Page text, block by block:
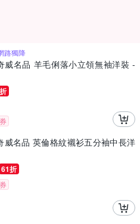
路獨降
威名品 羊毛俐落小立領無袖洋裝 -
券
威名品 英倫格紋襯衫五分袖中長洋
61折
券